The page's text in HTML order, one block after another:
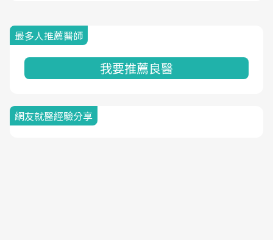
最多人推薦醫師
我要推薦良醫
網友就醫經驗分享